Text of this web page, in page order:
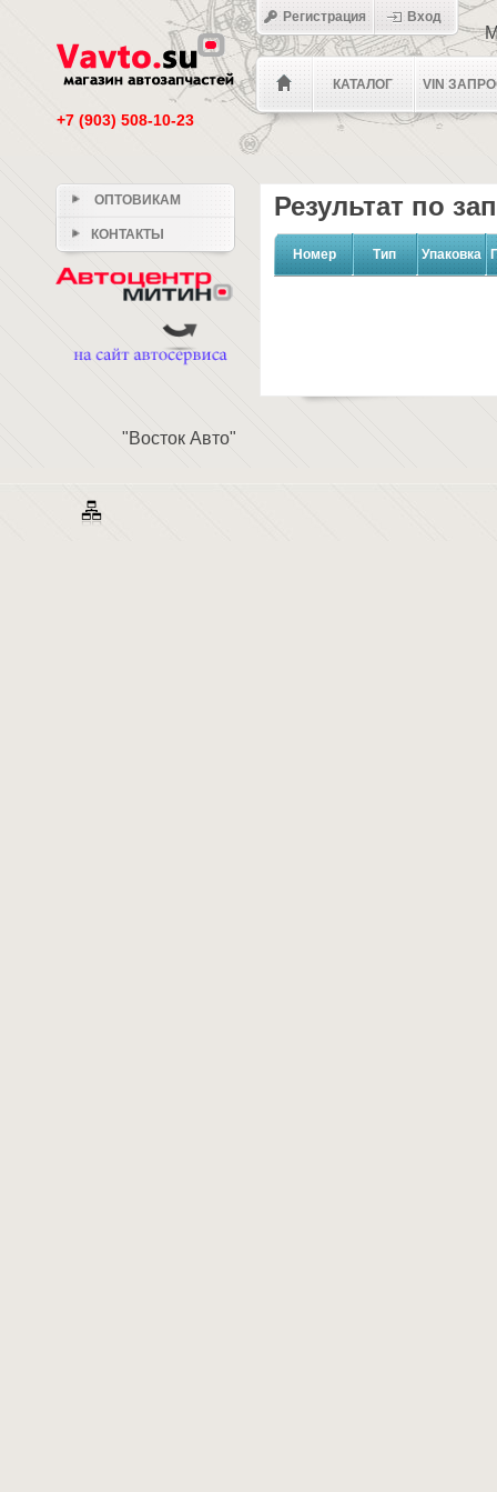
+7 (903) 508-10-23
КАТАЛОГ VIN
Регистрация Вход
Результат по
Номер Тип Упаковка
ОПТОВИКАМ
КОНТАКТЫ
"Восток Авто"